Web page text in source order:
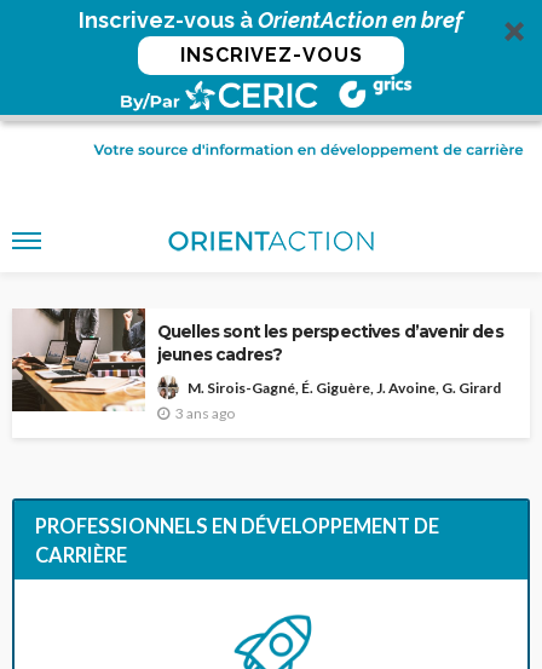
Inscrivez-vous àOrientAction en bref
INSCRIVEZ-VOUS
Quelles sont les perspectives d’avenir des
jeunes cadres?
M. Sirois-Gagné, É. Giguère, J. Avoine, G. Girard
3 ans ago
PROFESSIONNELS EN DÉVELOPPEMENT DE
CARRIÈRE